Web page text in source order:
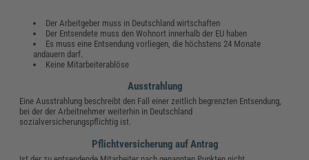
Der Arbeitgeber muss in Deutschland wirtschaften
Der Entsendete muss den Wohnort innerhalb der EU haben
Es muss eine Entsendung vorliegen, die höchstens 24 Monate
andauern darf.
Keine Mitarbeiterablöse
Ausstrahlung
Eine Ausstrahlung beschreibt den Fall einer zeitlich begrenzten Entsendung,
bei der der Arbeitnehmer weiterhin in Deutschland
sozialversicherungspflichtig ist.
Pflichtversicherung auf Antrag